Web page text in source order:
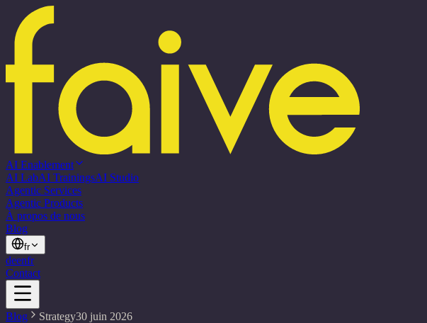
AI Enablement
AI LabAI TrainingsAI Studio
Agentic Services
Agentic Products
À propos de nous
Blog
fr
deenfr
Contact
Blog Strategy30 juin 2026